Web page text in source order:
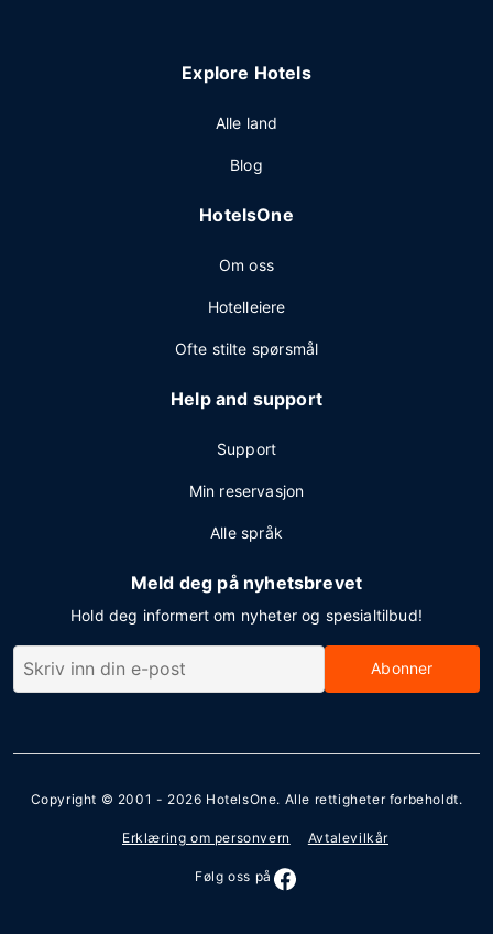
Explore Hotels
Alle land
Blog
HotelsOne
Om oss
Hotelleiere
Ofte stilte spørsmål
Help and support
Support
Min reservasjon
Alle språk
Meld deg på nyhetsbrevet
Hold deg informert om nyheter og spesialtilbud!
Abonner
Copyright © 2001 - 2026 HotelsOne. Alle rettigheter forbeholdt.
Erklæring om personvern Avtalevilkår
Følg oss på